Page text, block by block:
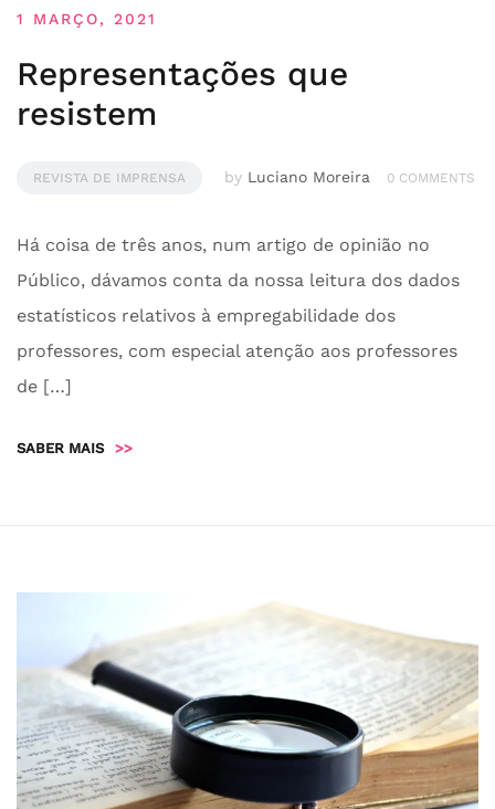
1 MARÇO, 2021
Representações que
resistem
REVISTA DE IMPRENSA by Luciano Moreira 0 COMMENTS
Há coisa de três anos, num artigo de opinião no
Público, dávamos conta da nossa leitura dos dados
estatísticos relativos à empregabilidade dos
professores, com especial atenção aos professores
de […]
SABER MAIS >>